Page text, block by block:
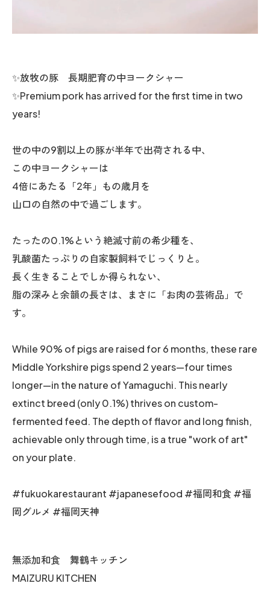
✨放牧の豚 長期肥育の中ヨークシャー
✨Premium pork has arrived for the first time in two
years!
世の中の9割以上の豚が半年で出荷される中、
この中ヨークシャーは
4倍にあたる「2年」もの歳月を
山口の自然の中で過ごします。
たったの0.1%という絶滅寸前の希少種を、
乳酸菌たっぷりの自家製飼料でじっくりと。
長く生きることでしか得られない、
脂の深みと余韻の長さは、まさに「お肉の芸術品」で
す。
While 90% of pigs are raised for 6 months, these rare
Middle Yorkshire pigs spend 2 years—four times
longer—in the nature of Yamaguchi. This nearly
extinct breed (only 0.1%) thrives on custom-
fermented feed. The depth of flavor and long finish,
achievable only through time, is a true "work of art"
on your plate.
#fukuokarestaurant #japanesefood #福岡和食 #福
岡グルメ #福岡天神
無添加和食 舞鶴キッチン
MAIZURU KITCHEN